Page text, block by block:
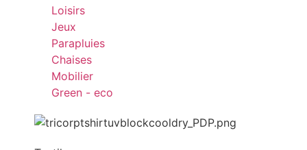
Loisirs
Jeux
Parapluies
Chaises
Mobilier
Green - eco